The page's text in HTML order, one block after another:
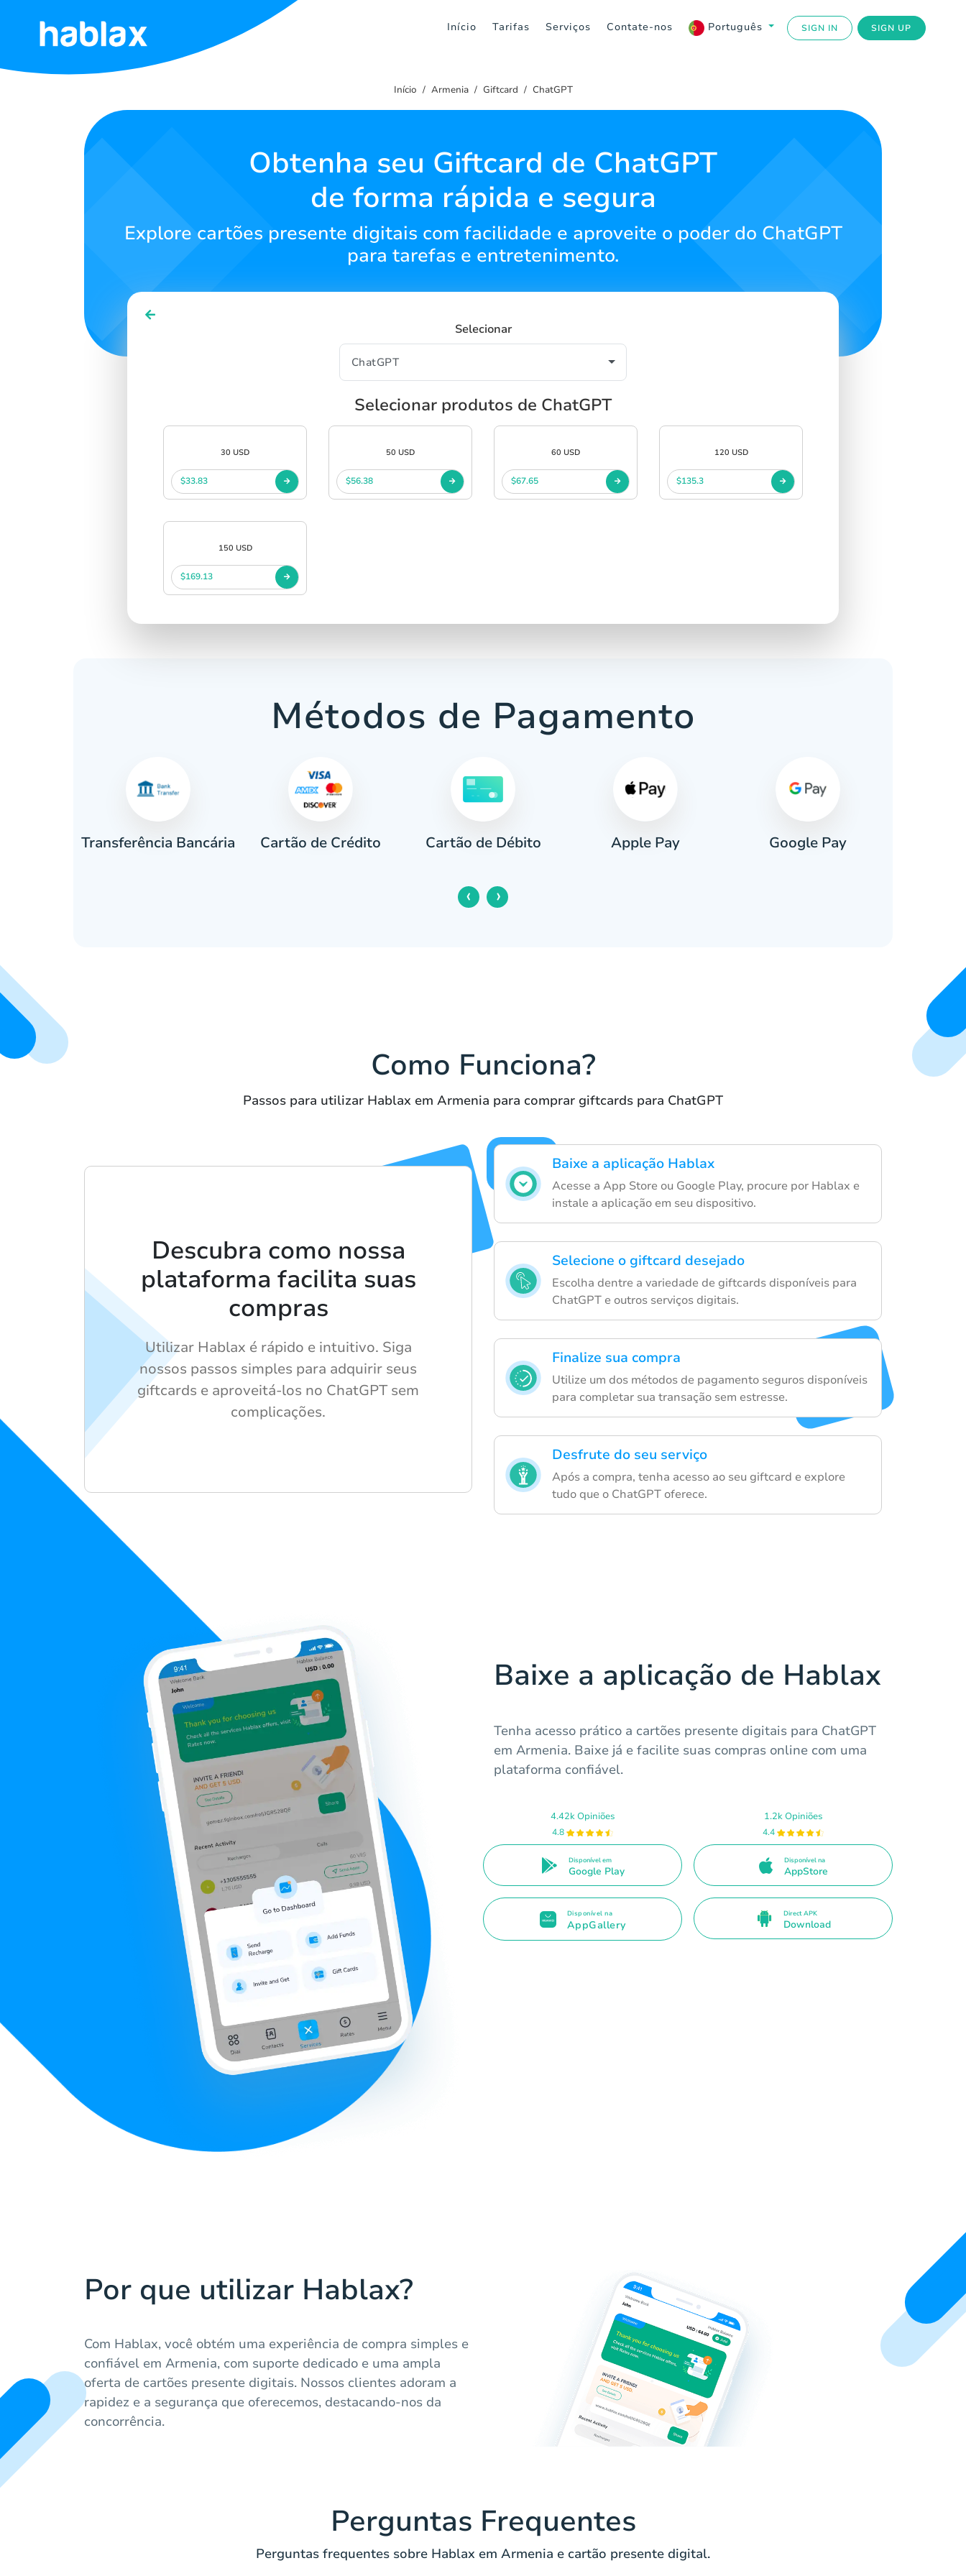
Início Tarifas Serviços Contate-nos Português SIGN IN SIGN UP
Início
SIGN UP
Início Armenia Giftcard ChatGPT
Obtenha seu Giftcard de ChatGPT
de forma rápida e segura
Explore cartões presente digitais com facilidade e aproveite o poder do ChatGPT
para tarefas e entretenimento.
Selecionar
Selecionar produtos de ChatGPT
30 USD
$33.83
50 USD
$56.38
60 USD
$67.65
120 USD
$135.3
150 USD
$169.13
Métodos de Pagamento
Transferência Bancária Cartão de Crédito Cartão de Débito Apple Pay Google Pay
‹ ›
Como Funciona?
Passos para utilizar Hablax em Armenia para comprar giftcards para ChatGPT
Baixe a aplicação Hablax
Acesse a App Store ou Google Play, procure por Hablax e
instale a aplicação em seu dispositivo.
Selecione o giftcard desejado
Escolha dentre a variedade de giftcards disponíveis para
ChatGPT e outros serviços digitais.
Finalize sua compra
Utilize um dos métodos de pagamento seguros disponíveis
para completar sua transação sem estresse.
Desfrute do seu serviço
Após a compra, tenha acesso ao seu giftcard e explore
tudo que o ChatGPT oferece.
Descubra como nossa
plataforma facilita suas
compras
Utilizar Hablax é rápido e intuitivo. Siga
nossos passos simples para adquirir seus
giftcards e aproveitá-los no ChatGPT sem
complicações.
Baixe a aplicação de Hablax
Tenha acesso prático a cartões presente digitais para ChatGPT
em Armenia. Baixe já e facilite suas compras online com uma
plataforma confiável.
4.42k Opiniões
4.8
Disponível em
Google Play
1.2k Opiniões
4.4
Disponível na
AppStore
Disponível na
AppGallery
Direct APK
Download
Por que utilizar Hablax?
Com Hablax, você obtém uma experiência de compra simples e
confiável em Armenia, com suporte dedicado e uma ampla
oferta de cartões presente digitais. Nossos clientes adoram a
rapidez e a segurança que oferecemos, destacando-nos da
concorrência.
Perguntas Frequentes
Perguntas frequentes sobre Hablax em Armenia e cartão presente digital.